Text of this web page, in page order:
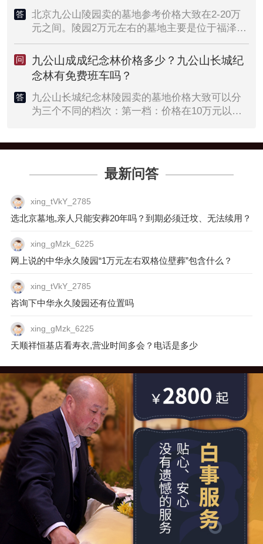
否配备石碑、绿化、雕塑等配套设施，也是决定
价格的重要因素。市场供需：作为北京市内知名
根据市场反馈，九公山长城纪念林的墓位价格范
围较广，从几万元人民币至数十万元人民币不
等。具体价格会根据上述因素的不同而有较大差
异。例如生态葬的墓位价格可能相对较低，而大
型的传统立碑墓位，特别是那些位置优越、配套
或官方指定的殡葬服务机构。政策与规定：北京
积、使用年限等，购买前需详细了解相关政策。
境绿化做得好，售后服务一流，墓园风水也非常
不错，虽说价格上有些贵，但前来买墓地的家属
告别尘世纷扰”的天堂乐园。北京九公山陵园墓地
价格一览表20241、福泽园草坪葬（双穴花岗岩石
材）参考售价19800元；2、福泽园斜坡墓（双穴
花岗岩石材）参考售价36800元-46800元；3、功
泽园树葬（双穴花岗岩可保留骨灰）参考售价
（双穴花岗岩石材）参考售价103880元；6、福泽
元；7、福泽园北区静苑（双穴花岗岩石材）参考
材）参考售价164880元；9、善寿园艺术墓（多穴
花岗岩石材）参考售价256800元；10、善寿园七
以上是北京九公山陵园最新墓地价格一览表供大
家参考，九公山长城纪念林售卖的墓地比较多，
家属，建议拨打电话预约辆免费的班车到现场实
地看一下。
答
北京九公山陵园卖的墓地参考价格大致在2-20万
元之间。陵园2万元左右的墓地主要是位于福泽园
的草坪葬，价格3-5万元左右的墓地主要是位于陵
园斜坡墓生态卧碑。此外九公山长城纪念林陵园
还推出了价格56680元的生态双穴树葬墓地供家属
选购。如果家属买墓地的预算有限，可以考虑优
选购买九公山陵园的生态葬墓位。1、福泽园草坪
葬（双穴）起售价19980元；2、福泽园斜坡墓
（双穴）起售价256800元；5、功泽园艺术卧碑
（双穴）起售价164880元；6、福泽园艺术卧碑
（双穴）起售价103880元；7、铁军园生态卧碑
长城纪念林陵园2023年最新的墓地价格表供大家
参考，由于篇幅有限不能一一列出各墓区单一墓
最新的墓地价格，建议拨打九公山墓地电话查
询。
问
九公山成成纪念林价格多少？九公山长城纪
念林有免费班车吗？
答
九公山长城纪念林陵园卖的墓地价格大致可以分
为三个不同的档次：第一档：价格在10万元以下
元以下。第二档：价格在10万元-20万元之间的艺
术卧碑，其实九公山陵园现在售卖的墓地基本上
都是艺术卧碑，只是不同墓区所在的位置及墓碑
价也有很大的差异。第三档：价格在20万元以上
的艺术等墓地，这类墓地的价格通常都在20万元
位，建议先拨打400-065-1908电话预约辆免费乘
坐的班车去现场看一下，然后根据安葬的实际需
最新问答
xing_tVkY_2785
选北京墓地,亲人只能安葬20年吗？到期必须迁坟、无法续用？
xing_gMzk_6225
网上说的中华永久陵园“1万元左右双格位壁葬”包含什么？
xing_tVkY_2785
咨询下中华永久陵园还有位置吗
xing_gMzk_6225
天顺祥恒基店看寿衣,营业时间多会？电话是多少